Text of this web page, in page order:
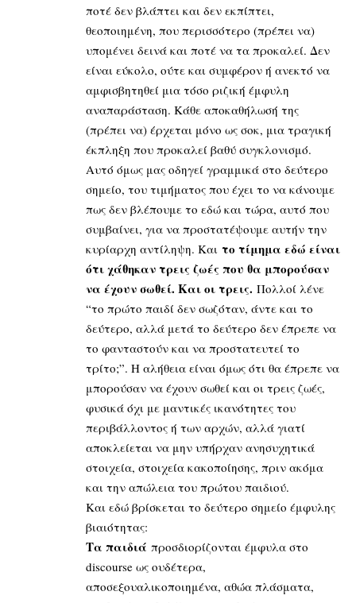
ποτέ δεν βλάπτει και δεν εκπίπτει,
θεοποιημένη, που περισσότερο (πρέπει να)
υπομένει δεινά και ποτέ να τα προκαλεί. Δεν
είναι εύκολο, ούτε και συμφέρον ή ανεκτό να
αμφισβητηθεί μια τόσο ριζική έμφυλη
αναπαράσταση. Κάθε αποκαθήλωσή της
(πρέπει να) έρχεται μόνο ως σοκ, μια τραγική
έκπληξη που προκαλεί βαθύ συγκλονισμό.
Αυτό όμως μας οδηγεί γραμμικά στο δεύτερο
σημείο, του τιμήματος που έχει το να κάνουμε
πως δεν βλέπουμε το εδώ και τώρα, αυτό που
συμβαίνει, για να προστατέψουμε αυτήν την
κυρίαρχη αντίληψη. Και το τίμημα εδώ είναι
ότι χάθηκαν τρεις ζωές που θα μπορούσαν
να έχουν σωθεί. Και οι τρεις. Πολλοί λένε
“το πρώτο παιδί δεν σωζόταν, άντε και το
δεύτερο, αλλά μετά το δεύτερο δεν έπρεπε να
το φανταστούν και να προστατευτεί το
τρίτο;”. Η αλήθεια είναι όμως ότι θα έπρεπε να
μπορούσαν να έχουν σωθεί και οι τρεις ζωές,
φυσικά όχι με μαντικές ικανότητες του
περιβάλλοντος ή των αρχών, αλλά γιατί
αποκλείεται να μην υπήρχαν ανησυχητικά
στοιχεία, στοιχεία κακοποίησης, πριν ακόμα
και την απώλεια του πρώτου παιδιού.
Και εδώ βρίσκεται το δεύτερο σημείο έμφυλης
βιαιότητας:
Τα παιδιά προσδιορίζονται έμφυλα στο
discourse ως ουδέτερα,
αποσεξουαλικοποιημένα, αθώα πλάσματα,